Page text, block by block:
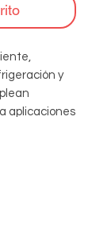
y
aplicaciones